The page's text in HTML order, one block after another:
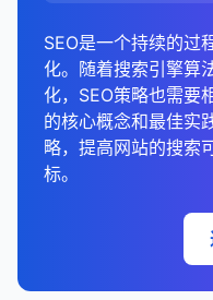
总结来说，GA4中的
与旧版分析工具中的
著差异。GA4采用了
了停留时间、互动事
是页面浏览次数。这
单页应用）的用户行
和制定有效的SEO策
移除URL工具：
请求从Google
处理敏感信息泄
Google Search
设置自定义提醒，
结合其他工具（
比较移动、桌面和
停留时间和转化率
识别设备特定的问
6. 创建自定义报告和
创建自定义报告，
设置SEO仪表板，
分析网站架构和内
G. 链接分析
分析外链概况，包
识别高价值的链接
分析锚文本分布。
SEO数据可视化工具
Google Data
连接多种数据源。
Tableau：强大的
SEMrush/
在未来购买。
分析搜索结果页面
图。
确保目标关键词的
5. 组织和优先级排序
将相似的关键
每个组应该围
页面速度：加载时
资源等。
Core Web Vitals
服务器响应时间：
题。
响应式设计问题。
识别差距和机会
分析竞争对手的链
识别竞争对手的
找出你可以争取
分析竞争对手的链
识别他们使用
识别需要更新的过
评估内容的时效性
D. 内容重复分析
识别网站内部的重
分析与竞争对手内
解决重复内容问题
4. 分析竞争对手的内
内容主题分析：
分析竞争对手的
评估他们的内容
4. 分析竞争对手的链
链接概况分析：
分析链接增长趋
SEO是一个持续的过
化。随着搜索引擎算
化，SEO策略也需要
的核心概念和最佳实
略，提高网站的搜索
标。